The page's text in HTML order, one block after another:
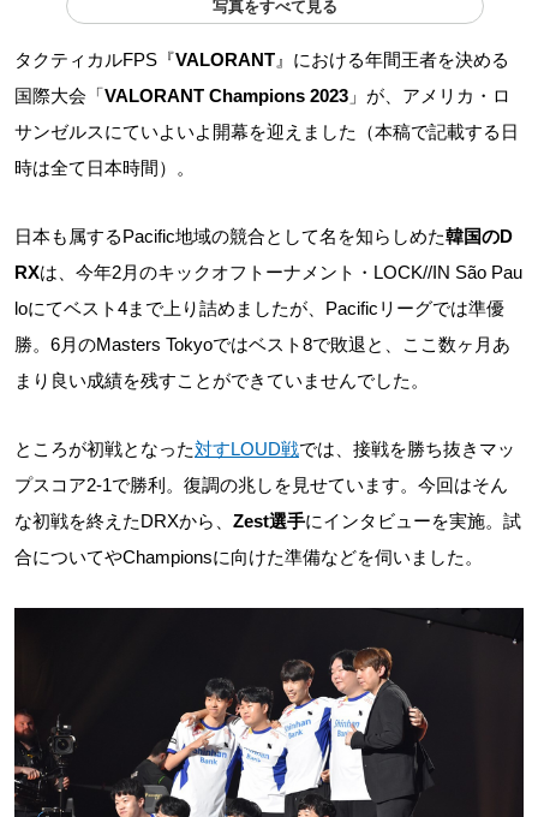
写真をすべて見る
タクティカルFPS『VALORANT 』における年間王者を決める
国際大会「VALORANT Champions 2023 」が、アメリカ・ロ
サンゼルスにていよいよ開幕を迎えました（本稿で記載する日
時は全て日本時間）。
日本も属するPacific地域の競合として名を知らしめた韓国のD
RXは、今年2月のキックオフトーナメント・LOCK//IN São Pau
loにてベスト4まで上り詰めましたが、Pacificリーグでは準優
勝。6月のMasters Tokyoではベスト8で敗退と、ここ数ヶ月あ
まり良い成績を残すことができていませんでした。
ところが初戦となった対すLOUD戦では、接戦を勝ち抜きマッ
プスコア2-1で勝利。復調の兆しを見せています。今回はそん
な初戦を終えたDRXから、 Zest選手にインタビューを実施。試
合についてやChampionsに向けた準備などを伺いました。